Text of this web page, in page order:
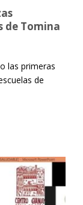
de Tomina
las primeras
de